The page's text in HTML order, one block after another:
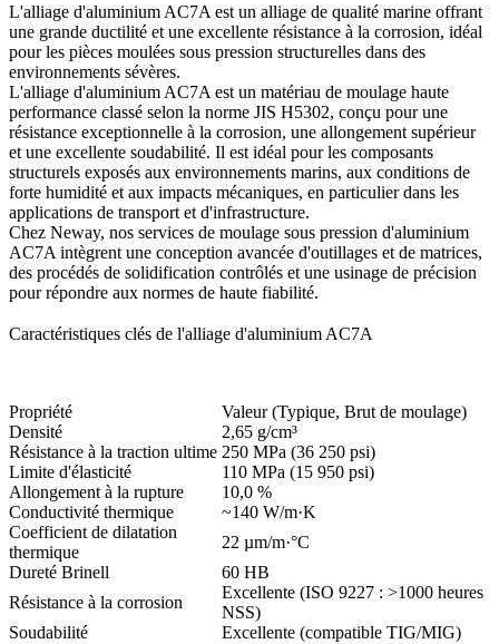
L'alliage d'aluminium AC7A est un alliage de qualité marine offrant
une grande ductilité et une excellente résistance à la corrosion, idéal
pour les pièces moulées sous pression structurelles dans des
environnements sévères.
L'alliage d'aluminium AC7A est un matériau de moulage haute
performance classé selon la norme JIS H5302, conçu pour une
résistance exceptionnelle à la corrosion, une allongement supérieur
et une excellente soudabilité. Il est idéal pour les composants
structurels exposés aux environnements marins, aux conditions de
forte humidité et aux impacts mécaniques, en particulier dans les
applications de transport et d'infrastructure.
Chez Neway, nos services de moulage sous pression d'aluminium
AC7A intègrent une conception avancée d'outillages et de matrices,
des procédés de solidification contrôlés et une usinage de précision
pour répondre aux normes de haute fiabilité.
Caractéristiques clés de l'alliage d'aluminium AC7A
Propriété
Valeur (Typique, Brut de moulage)
Densité
2,65 g/cm³
Résistance à la traction ultime 250 MPa (36 250 psi)
Limite d'élasticité
110 MPa (15 950 psi)
Allongement à la rupture
10,0 %
Conductivité thermique
~140 W/m·K
Coefficient de dilatation
thermique
22 µm/m·°C
Dureté Brinell
60 HB
Résistance à la corrosion
Excellente (ISO 9227 : >1000 heures
NSS)
Soudabilité
Excellente (compatible TIG/MIG)